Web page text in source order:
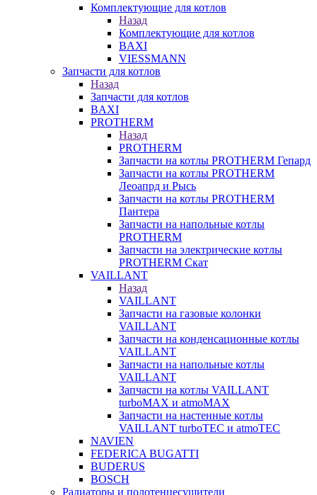
Комплектующие для котлов
Назад
Комплектующие для котлов
BAXI
VIESSMANN
Запчасти для котлов
Назад
Запчасти для котлов
BAXI
PROTHERM
Назад
PROTHERM
Запчасти на котлы PROTHERM Гепард
Запчасти на котлы PROTHERM
Леоапрд и Рысь
Запчасти на котлы PROTHERM
Пантера
Запчасти на напольные котлы
PROTHERM
Запчасти на электрические котлы
PROTHERM Скат
VAILLANT
Назад
VAILLANT
Запчасти на газовые колонки
VAILLANT
Запчасти на конденсационные котлы
VAILLANT
Запчасти на напольные котлы
VAILLANT
Запчасти на котлы VAILLANT
turboMAX и atmoMAX
Запчасти на настенные котлы
VAILLANT turboTEC и atmoTEC
NAVIEN
FEDERICA BUGATTI
BUDERUS
BOSCH
Радиаторы и полотенцесушители